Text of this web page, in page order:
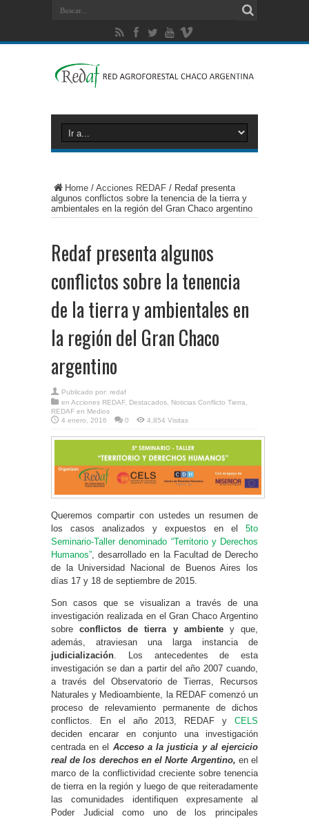
Home / Acciones REDAF / Redaf presenta
algunos conflictos sobre la tenencia de la tierra y
ambientales en la región del Gran Chaco argentino
Redaf presenta algunos
conflictos sobre la tenencia
de la tierra y ambientales en
la región del Gran Chaco
argentino
Publicado por: redaf
en Acciones REDAF, Destacados Noticias Conflicto Tierra
REDAF en Medios
4 enero, 2016
0 4,854 Visitas
Queremos compartir con ustedes un resumen de
los casos analizados y expuestos en el 5to
Seminario-Taller denominado “Territorio y Derechos
Humanos”, desarrollado en la Facultad de Derecho
de la Universidad Nacional de Buenos Aires los
días 17 y 18 de septiembre de 2015.
Son casos que se visualizan a través de una
investigación realizada en el Gran Chaco Argentino
sobreconflictos de tierra y ambiente y que,
además, atraviesan una larga instancia de
judicialización. Los antecedentes de esta
investigación se dan a partir del año 2007 cuando,
a través del Observatorio de Tierras, Recursos
Naturales y Medioambiente, la REDAF comenzó un
proceso de relevamiento permanente de dichos
conflictos. En el año 2013, REDAF y CELS
deciden encarar en conjunto una investigación
centrada en el Acceso a la justicia y al ejercicio
real de los derechos en el Norte Argentino, en el
marco de la conflictividad creciente sobre tenencia
de tierra en la región y luego de que reiteradamente
las comunidades identifiquen expresamente al
Poder Judicial como uno de los principales